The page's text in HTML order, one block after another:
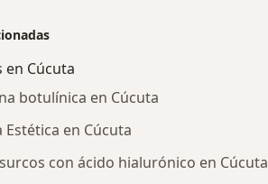
en Cúcuta
botulínica en Cúcuta
en Cúcuta
con ácido hialurónico en Cúcuta